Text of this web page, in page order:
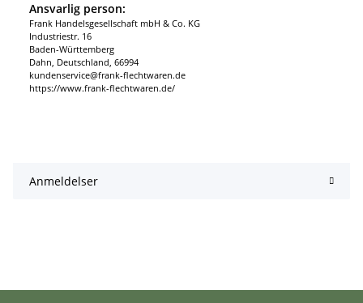
Ansvarlig person:
Frank Handelsgesellschaft mbH & Co. KG
Industriestr. 16
Baden-Württemberg
Dahn, Deutschland, 66994
kundenservice@frank-flechtwaren.de
https://www.frank-flechtwaren.de/
Anmeldelser